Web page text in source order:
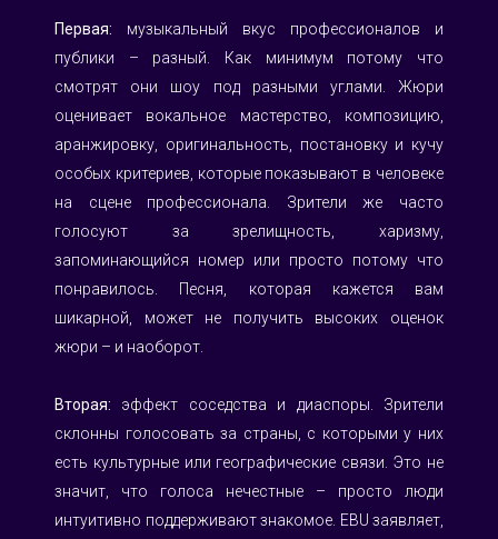
Первая: музыкальный вкус профессионалов и
публики – разный. Как минимум потому что
смотрят они шоу под разными углами. Жюри
оценивает вокальное мастерство, композицию,
аранжировку, оригинальность, постановку и кучу
особых критериев, которые показывают в человеке
на сцене профессионала. Зрители же часто
голосуют за зрелищность, харизму,
запоминающийся номер или просто потому что
понравилось. Песня, которая кажется вам
шикарной, может не получить высоких оценок
жюри – и наоборот.
Вторая: эффект соседства и диаспоры. Зрители
склонны голосовать за страны, с которыми у них
есть культурные или географические связи. Это не
значит, что голоса нечестные – просто люди
интуитивно поддерживают знакомое. EBU заявляет,